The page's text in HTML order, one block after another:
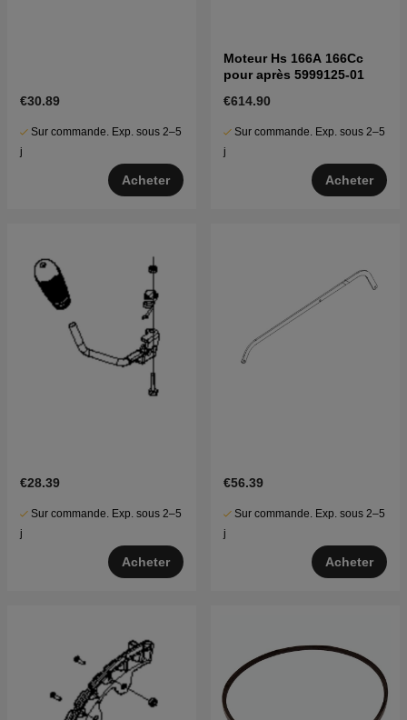
€30.89
Sur commande. Exp. sous 2–5
j
Acheter
Moteur Hs 166A 166Cc
pour après 5999125-01
€614.90
Sur commande. Exp. sous 2–5
j
Acheter
€28.39
Sur commande. Exp. sous 2–5
j
Acheter
€56.39
Sur commande. Exp. sous 2–5
j
Acheter